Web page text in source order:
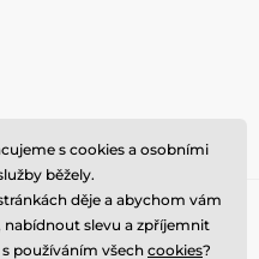
s cookies a osobními
běžely.
děje a abychom vám
slevu a zpříjemnit
používáním všech cookies?